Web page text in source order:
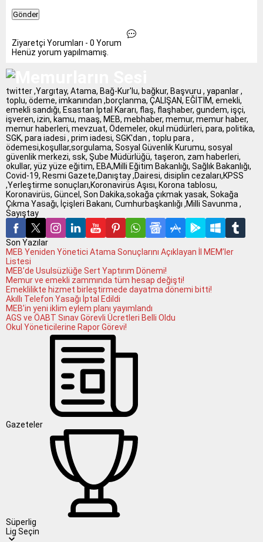
Ziyaretçi Yorumları - 0 Yorum
Henüz yorum yapılmamış.
twitter ,Yargıtay, Atama, Bağ-Kur'lu, bağkur, Başvuru , yapanlar ,
toplu, ödeme, imkanından ,borçlanma, ÇALIŞAN, EĞİTİM, emekli,
emekli sandığı, Esastan İptal Kararı, flaş, flaşhaber, gundem, işçi,
işveren, izin, kamu, maaş, MEB, mebhaber, memur, memur haber,
memur haberleri, mevzuat, Ödemeler, okul müdürleri, para, politika,
SGK, para iadesi , prim iadesi, SGK'dan , toplu para ,
ödemesi,koşullar,sorgulama, Sosyal Güvenlik Kurumu, sosyal
güvenlik merkezi, ssk, Şube Müdürlüğü, taşeron, zam haberleri,
okullar, yüz yüze eğitim, EBA,Milli Eğitim Bakanlığı, Sağlık Bakanlığı,
Covid-19, Resmi Gazete,Danıştay ,Dairesi, disiplin cezaları,KPSS
,Yerleştirme sonuçları,Koronavirüs Aşısı, Korona tablosu,
Koronavirüs, Güncel, Son Dakika,sokağa çıkmak yasak, Sokağa
Çıkma Yasağı, İçişleri Bakanı, Cumhurbaşkanlığı ,Milli Savunma ,
Sayıştay
Son Yazılar
MEB Yeniden Yönetici Atama Sonuçlarını Açıklayan İl MEM’ler
Listesi
MEB’de Usulsüzlüğe Sert Yaptırım Dönemi!
Memur ve emekli zammında tüm hesap değişti!
Emeklilikte hizmet birleştirmede dayatma dönemi bitti!
Akıllı Telefon Yasağı İptal Edildi
MEB’in yeni iklim eylem planı yayımlandı
AGS ve ÖABT Sınav Görevli Ücretleri Belli Oldu
Okul Yöneticilerine Rapor Görevi!
Gazeteler
Süperlig
Lig Seçin